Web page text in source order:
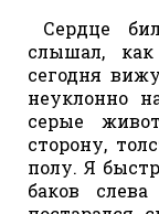
Сердце
слышал,
сегодня
неуклонно
серые
сторону,
полу. Я
баков